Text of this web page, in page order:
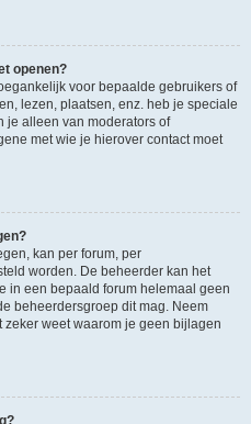
openen?
voor bepaalde gebruikers of
lezen, plaatsen, enz. heb je speciale
je alleen van moderators of
met wie je hierover contact moet
kan per forum, per
worden. De beheerder kan het
in een bepaald forum helemaal geen
beheerdersgroep dit mag. Neem
weet waarom je geen bijlagen